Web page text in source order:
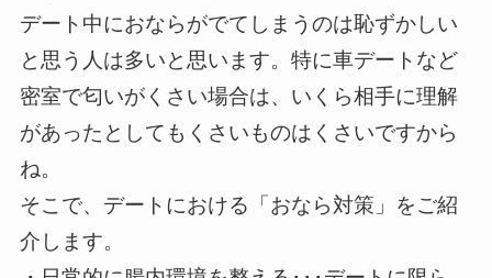
デート中におならがでてしまうのは恥ずかしい
と思う人は多いと思います。特に車デートなど
密室で匂いがくさい場合は、いくら相手に理解
があったとしてもくさいものはくさいですから
ね。
そこで、デートにおける「おなら対策」をご紹
介します。